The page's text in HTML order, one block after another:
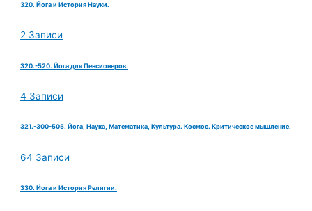
320. Йога и История Науки.
2 Записи
320.-520. Йога для Пенсионеров.
4 Записи
321.-300-505. Йога, Наука, Математика, Культура. Космос. Критическое мышление.
64 Записи
330. Йога и История Религии.